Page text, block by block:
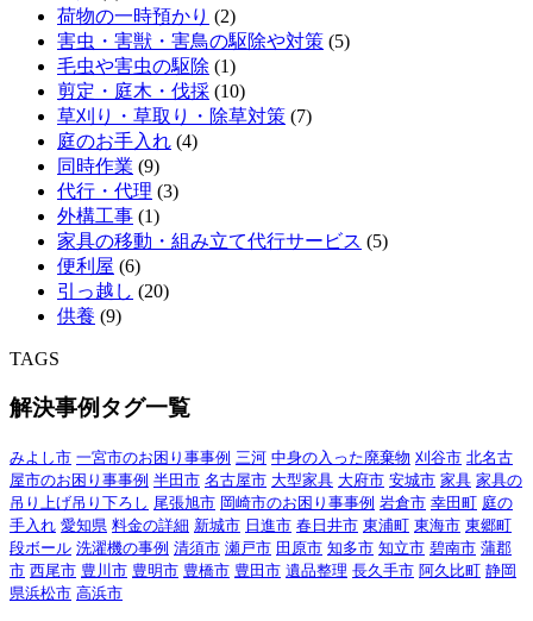
荷物の一時預かり (2)
害虫・害獣・害鳥の駆除や対策 (5)
毛虫や害虫の駆除 (1)
剪定・庭木・伐採 (10)
草刈り・草取り・除草対策 (7)
庭のお手入れ (4)
同時作業 (9)
代行・代理 (3)
外構工事 (1)
家具の移動・組み立て代行サービス (5)
便利屋 (6)
引っ越し (20)
供養 (9)
TAGS
解決事例タグ一覧
みよし市 一宮市のお困り事事例 三河 中身の入った廃棄物 刈谷市 北名古
屋市のお困り事事例 半田市 名古屋市 大型家具 大府市 安城市 家具 家具の
吊り上げ吊り下ろし 尾張旭市 岡崎市のお困り事事例 岩倉市 幸田町 庭の
手入れ 愛知県 料金の詳細 新城市 日進市 春日井市 東浦町 東海市 東郷町
段ボール 洗濯機の事例 清須市 瀬戸市 田原市 知多市 知立市 碧南市 蒲郡
市 西尾市 豊川市 豊明市 豊橋市 豊田市 遺品整理 長久手市 阿久比町 静岡
県浜松市 高浜市